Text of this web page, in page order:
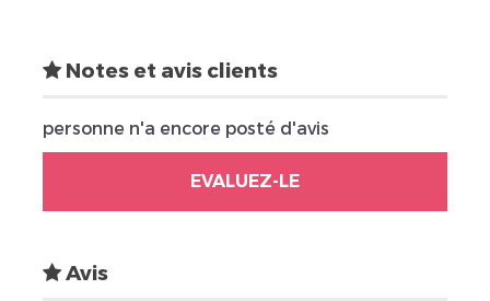
Notes et avis clients
personne n'a encore posté d'avis
EVALUEZ-LE
Avis